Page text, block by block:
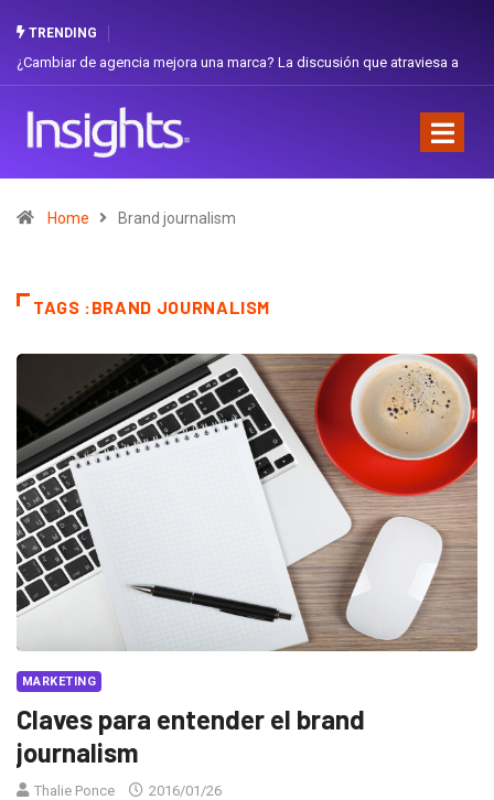
TRENDING
¿Cambiar de agencia mejora una marca? La discusión que atraviesa a
Home Brand journalism
TAGS :BRAND JOURNALISM
MARKETING
Claves para entender el brand
journalism
Thalie Ponce 2016/01/26